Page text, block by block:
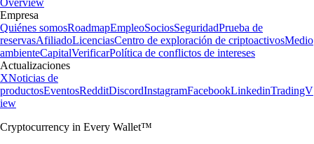
Overview
Empresa
Quiénes somosRoadmapEmpleoSociosSeguridadPrueba de
reservasAfiliadoLicenciasCentro de exploración de criptoactivosMedio
ambienteCapitalVerificarPolítica de conflictos de intereses
Actualizaciones
XNoticias de
productosEventosRedditDiscordInstagramFacebookLinkedinTradingV
iew
Cryptocurrency in Every Wallet™